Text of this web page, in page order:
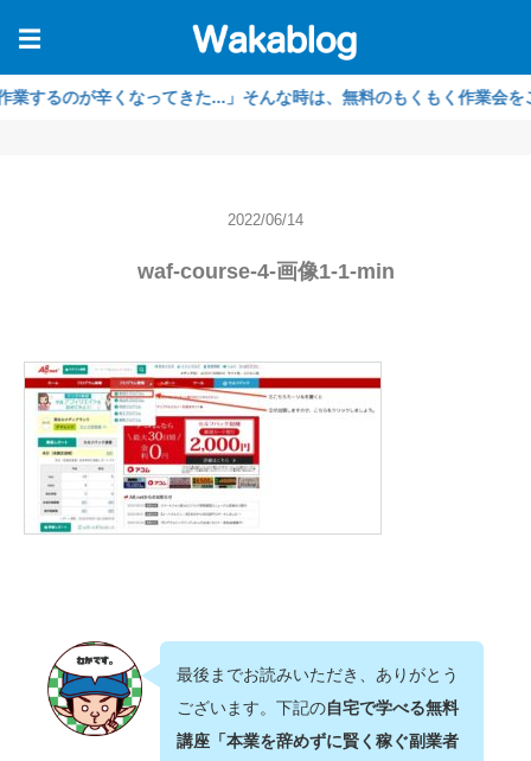
☰
辛くなってきた...」そんな時は、無料のもくもく作業会をご利用く
2022/06/14
waf-course-4-画像1-1-min
最後までお読みいただき、ありがとう
ございます。下記の自宅で学べる無料
講座「本業を辞めずに賢く稼ぐ副業者